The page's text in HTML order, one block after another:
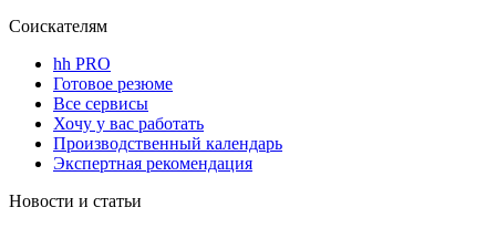
Соискателям
hh PRO
Готовое резюме
Все сервисы
Хочу у вас работать
Производственный календарь
Экспертная рекомендация
Новости и статьи